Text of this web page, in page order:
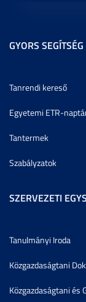
GYORS SEGÍTSÉG
Tanrendi kereső
Egyetemi ETR-
Tantermek
Szabályzatok
SZERVEZETI
Tanulmányi Iroda
Közgazdaságtani
Közgazdaságtani és